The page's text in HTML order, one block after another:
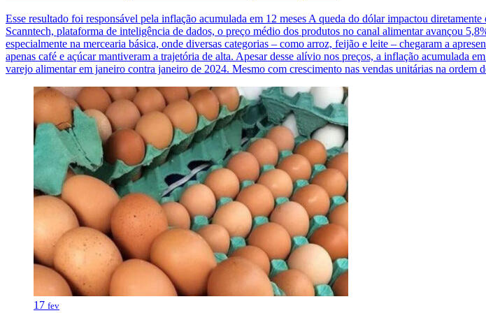
Esse resultado foi responsável pela inflação acumulada em 12 meses A queda do dólar impactou
Scanntech, plataforma de inteligência de dados, o preço médio dos produtos no canal alimentar avançou
especialmente na mercearia básica, onde diversas categorias – como arroz, feijão e leite – chegaram a
apenas café e açúcar mantiveram a trajetória de alta. Apesar desse alívio nos preços, a inflação acumulada
varejo alimentar em janeiro contra janeiro de 2024. Mesmo com crescimento nas vendas unitárias na
17 fev